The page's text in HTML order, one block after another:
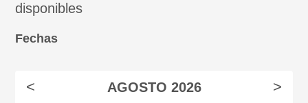
disponibles
Fechas
< >
AGOSTO 2026